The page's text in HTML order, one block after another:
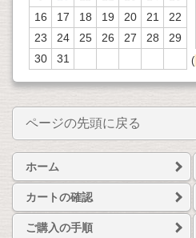
16
17 18 19 20 21
22
23
24 25 26 27 28
29
30
31 (
ページの先頭に戻る
ホーム
カートの確認
ご購入の手順